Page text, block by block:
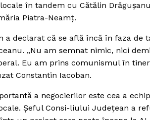
în tandem cu Cătălin
Piatra-Neamţ.
a declarat că se află încă în faza
„Nu am semnat nimic, nici
Eu am prins comunismul în
Constantin Iacoban.
a negocierilor este cea a
Şeful Consi-liului Judeţean a